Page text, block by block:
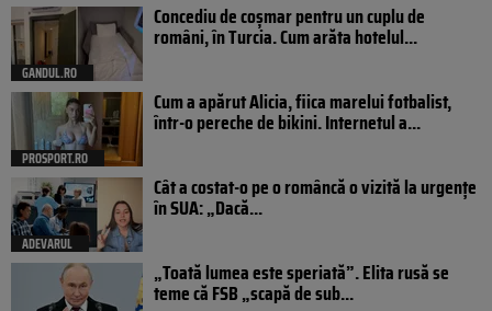
GANDUL.RO
Concediu de coșmar pentru un cuplu de
români, în Turcia. Cum arăta hotelul...
PROSPORT.RO
Cum a apărut Alicia, fiica marelui fotbalist,
într-o pereche de bikini. Internetul a...
ADEVARUL
Cât a costat-o pe o româncă o vizită la urgențe
în SUA: „Dacă...
„Toată lumea este speriată”. Elita rusă se
teme că FSB „scapă de sub...